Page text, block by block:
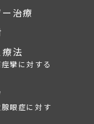
治療
法
痙攣に対する
腺眼症に対す